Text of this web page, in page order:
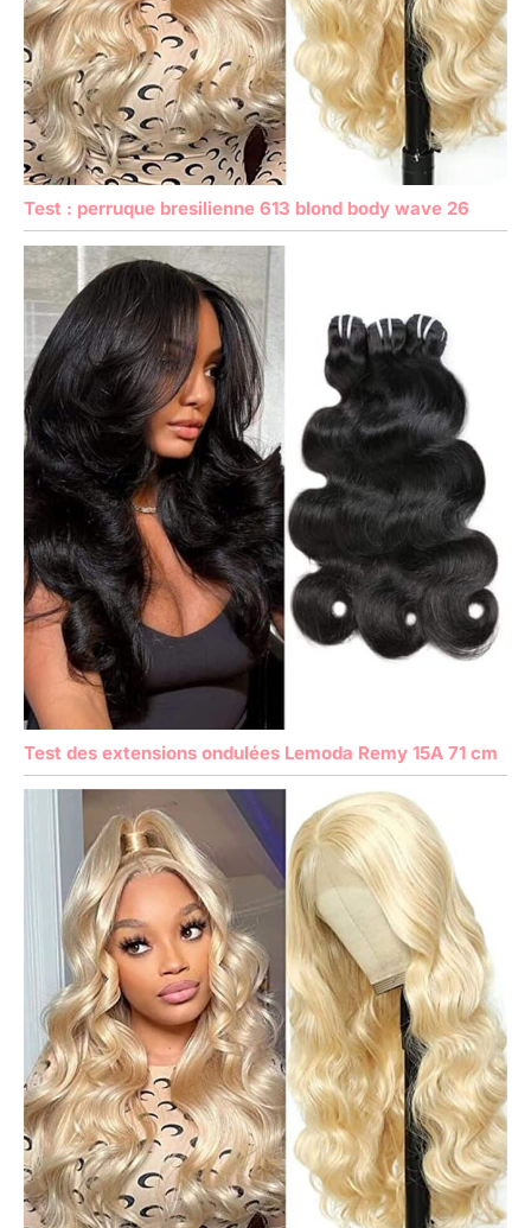
Test : perruque bresilienne 613 blond body wave 26
Test des extensions ondulées Lemoda Remy 15A 71 cm